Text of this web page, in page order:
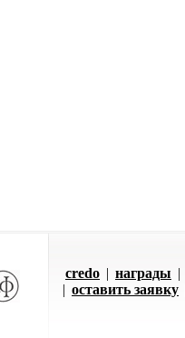
credo | награды |
| оставить заявку